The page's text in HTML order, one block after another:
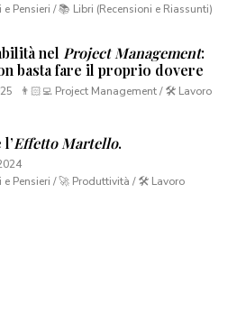
Pensieri / 📚 Libri (Recensioni e Riassunti)
nel Project Management:
basta fare il proprio dovere
👨🏻‍💻 Project Management / 🛠 Lavoro
Effetto Martello.
e Pensieri / 🚀 Produttività / 🛠 Lavoro